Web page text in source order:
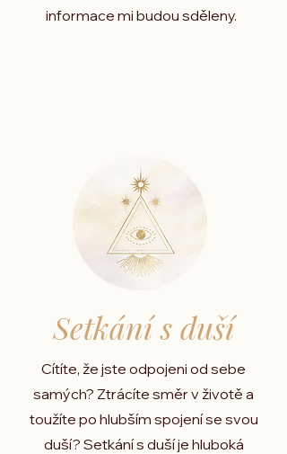
informace mi budou sděleny.
Setkání s duší
Cítíte, že jste odpojeni od sebe
samých? Ztrácíte směr v životě a
toužíte po hlubším spojení se svou
duší? Setkání s duší je hluboká